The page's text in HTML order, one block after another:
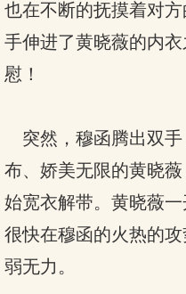
也在不断的抚摸着对
手伸进了黄晓薇的内
慰！
突然，穆函腾出双手
布、娇美无限的黄晓
始宽衣解带。黄晓薇
很快在穆函的火热的
弱无力。